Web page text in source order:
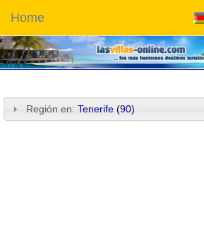
Home
Región en: Tenerife (90)